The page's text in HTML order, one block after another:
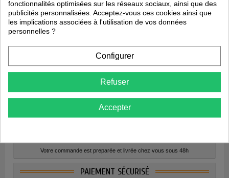
Support PrestaShop
A propos
Confidentialité
Déclaration CNIL
Conditions générales
Suivez-nous
LIVRAISON 48H
Votre commande est preparée et livrée chez vous sous 48h
PAIEMENT SÉCURISÉ
fonctionnalités optimisées sur les réseaux sociaux, ainsi que des
publicités personnalisées. Acceptez-vous ces cookies ainsi que
les implications associées à l'utilisation de vos données
personnelles ?
Configurer
Refuser
Accepter